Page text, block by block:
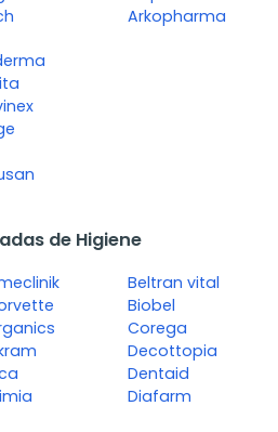
Arkopharma
de Higiene
Beltran vital
Biobel
Corega
Decottopia
Dentaid
Diafarm